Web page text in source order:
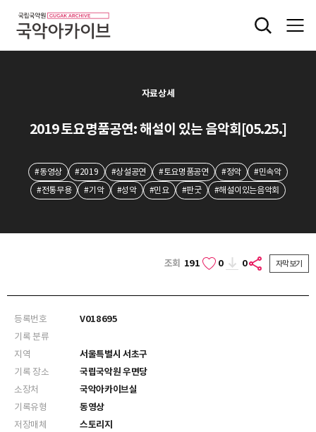
자료상세
2019 토요명품공연: 해설이 있는 음악회[05.25.]
#동영상 #2019 #상설공연 #토요명품공연 #정악
#민속악
#전통무용
#기악 #성악 #민요 #판굿 #해설이있는음악회
조회 191 0 0 자막보기
등록번호
V018695
기록 분류
지역
서울특별시 서초구
기록 장소
국립국악원 우면당
소장처
국악아카이브실
기록유형
동영상
저장매체
스토리지